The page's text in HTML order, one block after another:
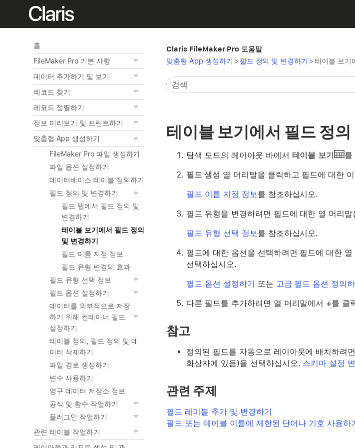
홈
FileMaker Pro 기본 사항
데이터 추가하기 및 보기
레코드 찾기
레코드 정렬하기
정보 미리보기 및 프린트하기
맞춤형 App 생성하기
FileMaker Pro 파일 생성하기
파일 옵션 설정하기
데이터베이스 테이블 정의하기
필드 정의 및 변경하기
필드 탭에서 필드 정의 및
변경하기
테이블 보기에서 필드 정의
및 변경하기
필드 이름 지정 정보
필드 유형 변경의 효과
필드 유형 선택 정보
필드 옵션 설정하기
데이터를 외부적으로 저장
하기 위해 컨테이너 필드
설정하기
테이블 정의, 필드 정의 및 데
이터 삭제하기
파일 경로 생성하기
변수 사용하기
영구 데이터 저장소 정보
공식 및 함수 작업하기
플러그인 작업하기
관련 테이블 작업하기
Claris FileMaker Pro 도움말
맞춤형 App 생성하기 > 필드 정의 및 변경하기 >테이블 보기
테이블 보기에서 필드 정
탐색 모드의 레이아웃 바에서 테이블 보기 를
필드 생성 열 머리말을 클릭하고 필드에 대한
필드 이름 지정 정보를 참조하십시오.
필드 유형을 변경하려면 필드에 대한 열 머리
필드 유형 선택 정보를 참조하십시오.
필드에 대한 옵션을 선택하려면 필드에 대한
선택하십시오.
필드 옵션 설정하기 또는 고급 필드 옵션 정의
다른 필드를 추가하려면 열 머리말에서 +를 클
참고
정의된 필드를 자동으로 레이아웃에 배치하려
화상자에 있음)을 선택하십시오. 스키마 설정
관련 주제
필드 레이블 추가 및 변경하기
필드 또는 테이블 이름에 제한된 단어나 기호 사용하